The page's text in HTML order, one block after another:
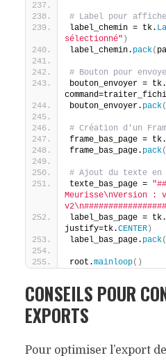
# Label pour
label_chemin = tk.
sélectionné" )
label_chemin. pack(
# Bouton pour
bouton_envoyer = tk.
bouton_envoyer. pack(
# Création d'un
frame_bas_page = tk.
frame_bas_page. pack(
# Ajout du texte en
texte_bas_page =
Meurisse\nVersion :
label_bas_page = tk.
justify=tk.CENTER)
label_bas_page. pack
root.mainloop()
CONSEILS POUR
EXPORTS
Pour optimiser l’export